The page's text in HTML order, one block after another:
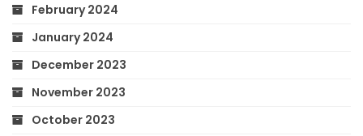
February 2024
January 2024
December 2023
November 2023
October 2023